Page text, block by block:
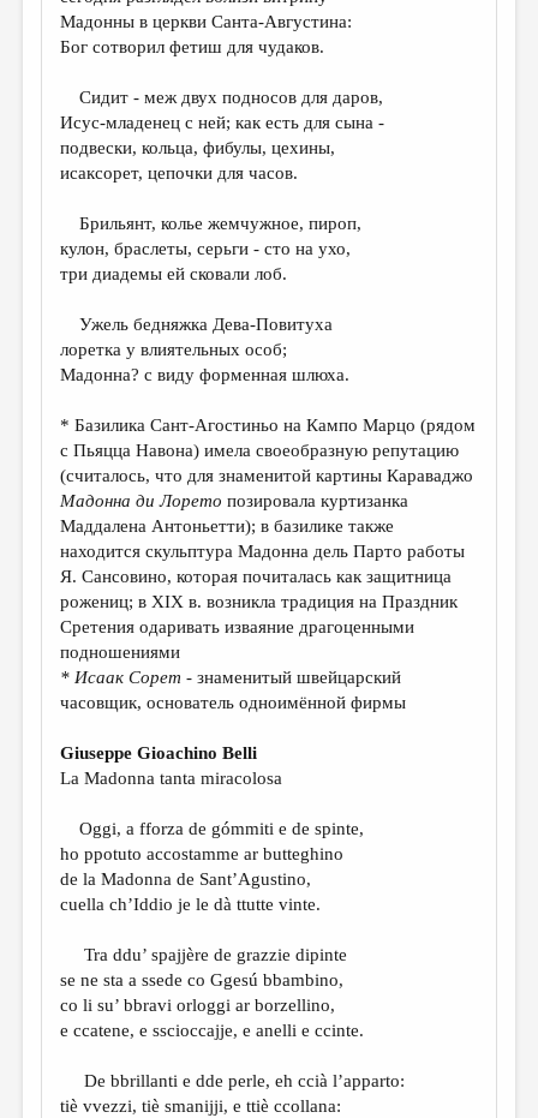
ОБЪЯВЛЕНИЯ
РЕДКОЛЛЕГИЯ
ОТ РЕДАКЦИИ
МАЛАЯ ПРОЗА
ЭССЕИСТИКА
ЛИТЕРАТУРОВЕДЕНИЕ
КУЛЬТУРОВЕДЕНИЕ
ПУБЛИЦИСТИКА
ЦИКЛЫ ПУБЛИКАЦИЙ
ТРЕДИАКОВСКИЙ
МЕДИА
ВКОНТАКТЕ
Мадонны в церкви Санта-Августина:
Бог сотворил фетиш для чудаков.
Сидит - меж двух подносов для даров,
Исус-младенец с ней; как есть для сына -
подвески, кольца, фибулы, цехины,
исаксорет, цепочки для часов.
Брильянт, колье жемчужное, пироп,
кулон, браслеты, серьги - сто на ухо,
три диадемы ей сковали лоб.
Ужель бедняжка Дева-Повитуха
лоретка у влиятельных особ;
Мадонна? с виду форменная шлюха.
* Базилика Сант-Агостиньо на Кампо Марцо (рядом
с Пьяцца Навона) имела своеобразную репутацию
(считалось, что для знаменитой картины Караваджо
Мадонна ди Лоретопозировала куртизанка
Маддалена Антоньетти); в базилике также
находится скульптура Мадонна дель Парто работы
Я. Сансовино, которая почиталась как защитница
рожениц; в XIX в. возникла традиция на Праздник
Сретения одаривать изваяние драгоценными
подношениями
* Исаак Сорет - знаменитый швейцарский
часовщик, основатель одноимённой фирмы
Giuseppe Gioachino Belli
La Madonna tanta miracolosa
Oggi, a fforza de gómmiti e de spinte,
ho ppotuto accostamme ar butteghino
de la Madonna de Sant’Agustino,
cuella ch’Iddio je le dà ttutte vinte.
Tra ddu’ spajjère de grazzie dipinte
se ne sta a ssede co Ggesú bbambino,
co li su’ bbravi orloggi ar borzellino,
e ccatene, e sscioccajje, e anelli e ccinte.
De bbrillanti e dde perle, eh ccià l’apparto:
tiè vvezzi, tiè smanijji, e ttiè ccollana: